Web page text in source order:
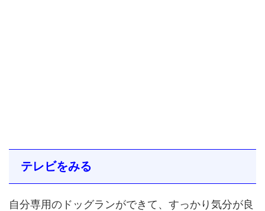
テレビをみる
自分専用のドッグランができて、すっかり気分が良